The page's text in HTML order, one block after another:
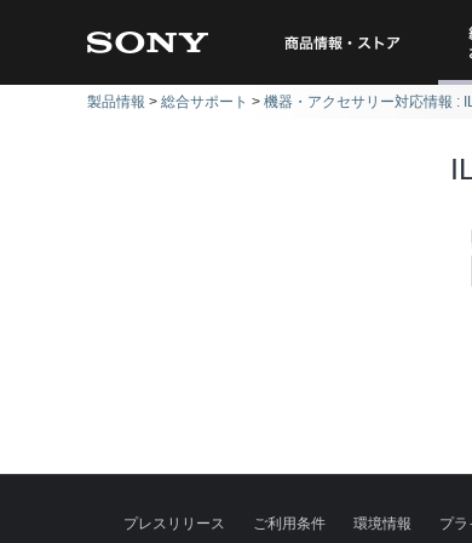
商品情報・ストア
総
製品情報 総合サポート 機器・アクセサリー対応情報 :
プレスリリース ご利用条件 環境情報 プラ